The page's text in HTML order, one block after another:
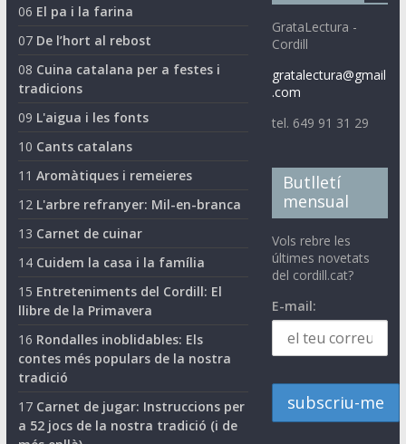
06 El pa i la farina
07 De l’hort al rebost
08 Cuina catalana per a festes i
tradicions
09 L'aigua i les fonts
10 Cants catalans
11 Aromàtiques i remeieres
12 L'arbre refranyer: Mil-en-branca
13 Carnet de cuinar
14 Cuidem la casa i la família
15 Entreteniments del Cordill: El
llibre de la Primavera
16 Rondalles inoblidables: Els
contes més populars de la nostra
tradició
17 Carnet de jugar: Instruccions per
a 52 jocs de la nostra tradició (i de
GrataLectura -
Cordill
gratalectura@gmail
.com
tel. 649 91 31 29
Butlletí
mensual
Vols rebre les
últimes novetats
del cordill.cat?
E-mail: